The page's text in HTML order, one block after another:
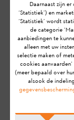
FAQ -
Hier vind je de
en
Daarnaast zijn
‘Statistiek’) en
‘Statistiek’ wordt
de categorie
aanbiedingen te
alleen met uw
selectie maken of
cookies
(meer bepaald over
alsook de